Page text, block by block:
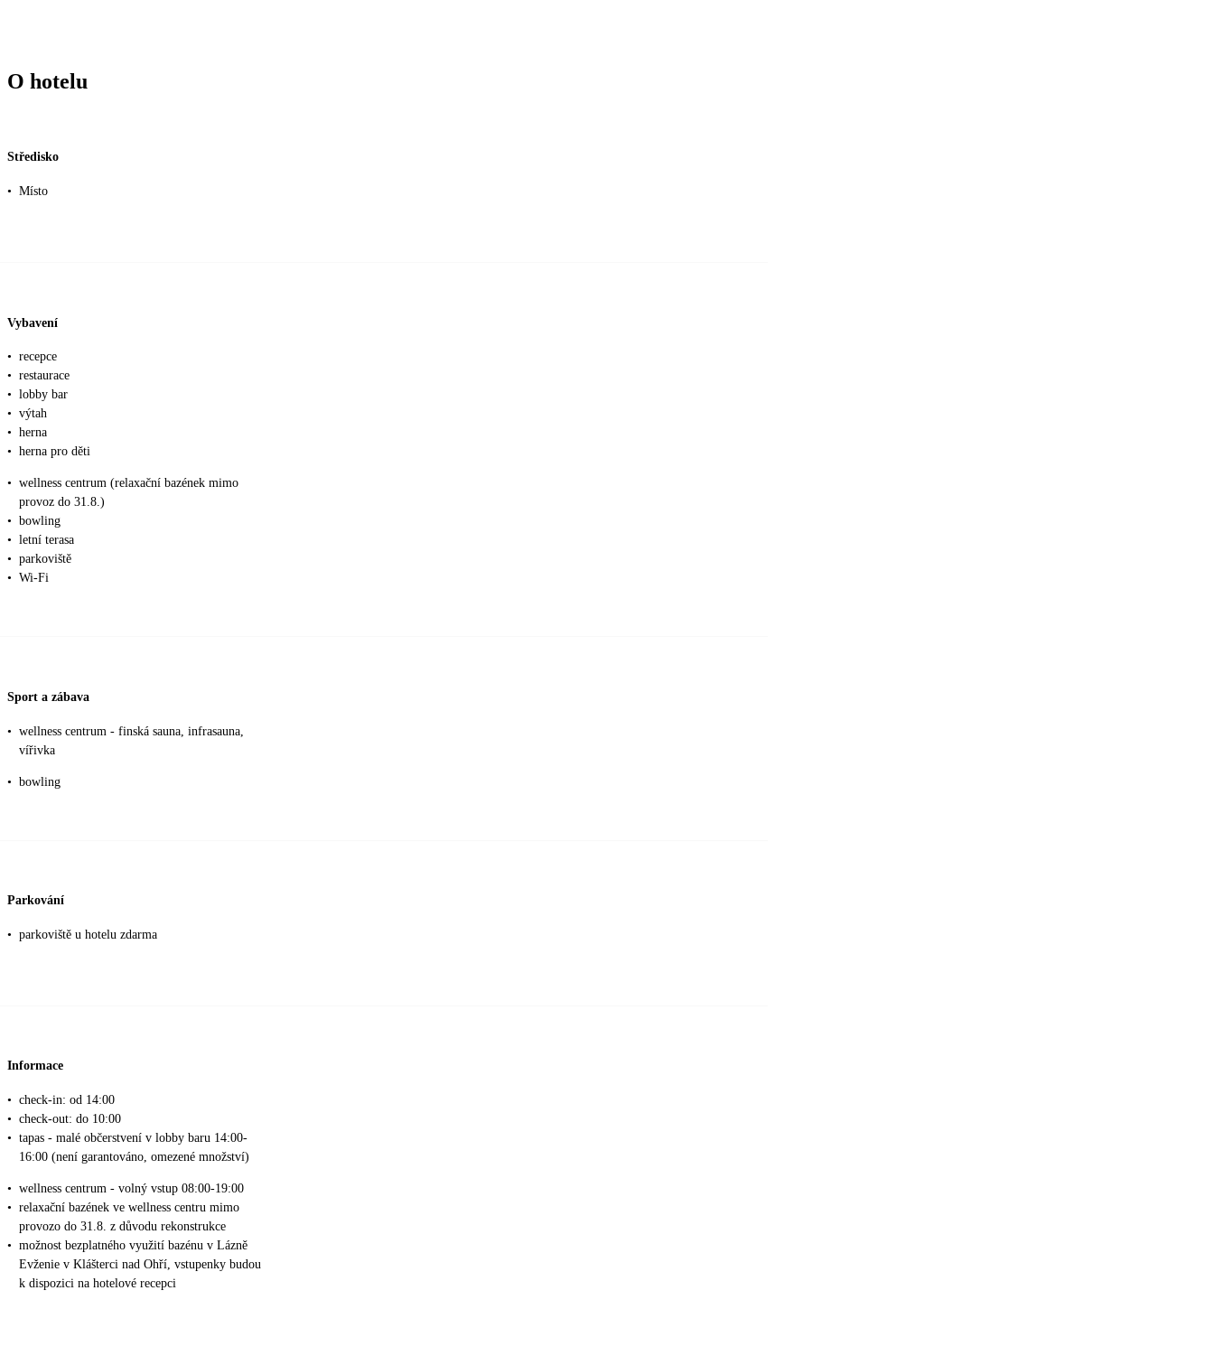
O hotelu
Středisko
• Místo
Vybavení
• recepce
• restaurace
• lobby bar
• výtah
• herna
• herna pro děti
• wellness centrum (relaxační bazének mimo
provoz do 31.8.)
• bowling
• letní terasa
• parkoviště
• Wi-Fi
Sport a zábava
• wellness centrum - finská sauna, infrasauna,
vířivka
• bowling
Parkování
• parkoviště u hotelu zdarma
Informace
• check-in: od 14:00
• check-out: do 10:00
• tapas - malé občerstvení v lobby baru 14:00-
16:00 (není garantováno, omezené množství)
• wellness centrum - volný vstup 08:00-19:00
• relaxační bazének ve wellness centru mimo
provozo do 31.8. z důvodu rekonstrukce
• možnost bezplatného využití bazénu v Lázně
Evženie v Klášterci nad Ohří, vstupenky budou
k dispozici na hotelové recepci